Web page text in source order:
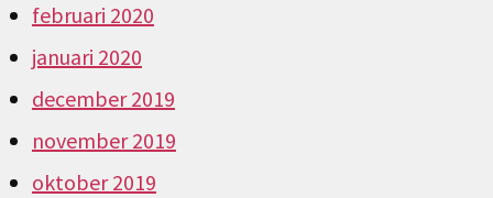
februari 2020
januari 2020
december 2019
november 2019
oktober 2019